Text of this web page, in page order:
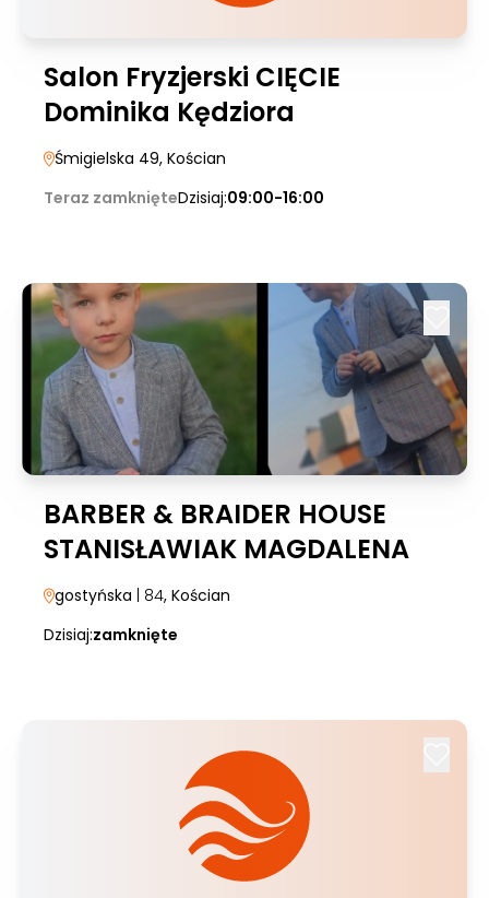
Salon Fryzjerski CIĘCIE
Dominika Kędziora
Śmigielska 49, Kościan
Teraz zamknięteDzisiaj:09:00-16:00
BARBER & BRAIDER HOUSE
STANISŁAWIAK MAGDALENA
gostyńska | 84, Kościan
Dzisiaj:zamknięte